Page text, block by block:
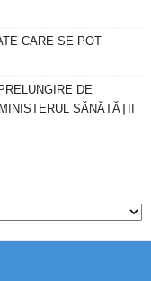
CARE SE POT
DE
SĂNĂTĂȚII